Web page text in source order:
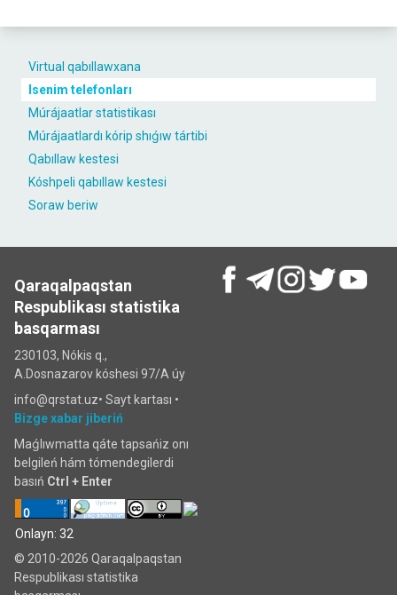
Virtual qabıllawxana
Isenim telefonları
Múrájaatlar statistikası
Múrájaatlardı kórip shıǵıw tártibi
Qabıllaw kestesi
Kóshpeli qabıllaw kestesi
Soraw beriw
Qaraqalpaqstan
Respublikası statistika
basqarması
230103, Nókis q.,
A.Dosnazarov kóshesi 97/A úy
info@qrstat.uz• Sayt kartası •
Bizge xabar jiberiń
Maǵlıwmatta qáte tapsańiz onı
belgileń hám tómendegilerdi
basıń Ctrl + Enter
Onlayn: 32
© 2010-2026 Qaraqalpaqstan
Respublikası statistika